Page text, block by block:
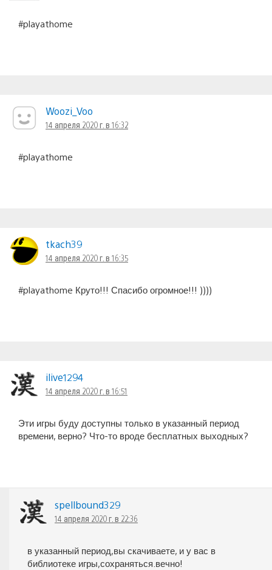
#playathome
Woozi_Voo
14 апреля 2020 г. в 16:32
#playathome
tkach39
14 апреля 2020 г. в 16:35
#playathome Круто!!! Спасибо огромное!!! ))))
ilive1294
14 апреля 2020 г. в 16:51
Эти игры буду доступны только в указанный период
времени, верно? Что-то вроде бесплатных выходных?
spellbound329
14 апреля 2020 г. в 22:36
в указанный период,вы скачиваете, и у вас в
библиотеке игры,сохраняться.вечно!